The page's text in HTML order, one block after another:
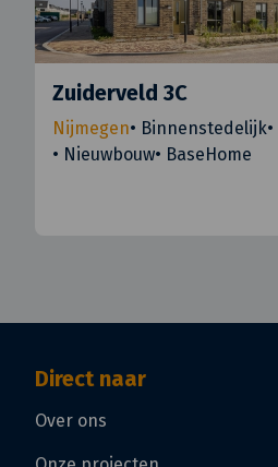
Zuiderveld 3C
Nijmegen• Binnenstedelijk•
• Nieuwbouw• BaseHome
Direct naar
Over ons